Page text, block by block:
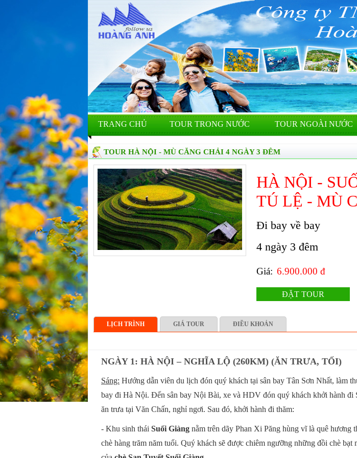
TRANG CHỦ TOUR TRONG NƯỚC TOUR NGOÀI NƯỚC
TOUR HÀ NỘI - MÙ CĂNG CHẢI 4 NGÀY 3 ĐÊM
HÀ NỘI -
TÚ LỆ - MÙ
Đi bay về bay
4 ngày 3 đêm
Giá: 6.900.000 đ
ĐẶT TOUR
LỊCH TRÌNH GIÁ TOUR ĐIỀU KHOẢN
NGÀY 1: HÀ NỘI – NGHĨA LỘ (260KM) (ĂN TRƯA, TỐI)
Sáng: Hướng dẫn viên du lịch đón quý khách tại sân bay Tân Sơn Nhất, làm
bay đi Hà Nội. Đến sân bay Nội Bài, xe và HDV đón quý khách khởi hành đi
ăn trưa tại Văn Chấn, nghỉ ngơi. Sau đó, khởi hành đi thăm:
- Khu sinh thái Suối Giàng nằm trên dãy Phan Xi Păng hùng vĩ là quê hương
chè hàng trăm năm tuổi. Quý khách sẽ được chiêm ngưỡng những đồi chè